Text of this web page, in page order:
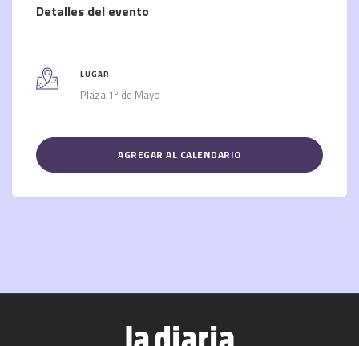
Detalles del evento
LUGAR
Plaza 1º de Mayo
AGREGAR AL CALENDARIO